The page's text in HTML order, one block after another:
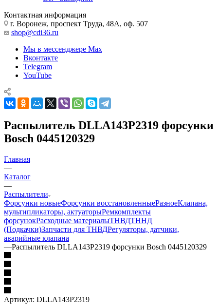
Контактная информация
г. Воронеж, проспект Труда, 48А, оф. 507
shop@cdi36.ru
Мы в мессенджере Max
Вконтакте
Telegram
YouTube
Распылитель DLLA143P2319 форсунки
Bosch 0445120329
Главная
—
Каталог
—
Распылители
Форсунки новыеФорсунки восстановленныеРазноеКлапана,
мультипликаторы, актуаторыРемкомплекты
форсунокРасходные материалыТНВДТННД
(Подкачки)Запчасти для ТНВДРегуляторы, датчики,
аварийные клапана
—Распылитель DLLA143P2319 форсунки Bosch 0445120329
Артикул: DLLA143P2319